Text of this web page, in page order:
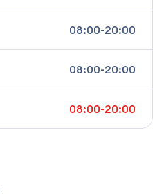
08:00-20:00
08:00-20:00
08:00-20:00